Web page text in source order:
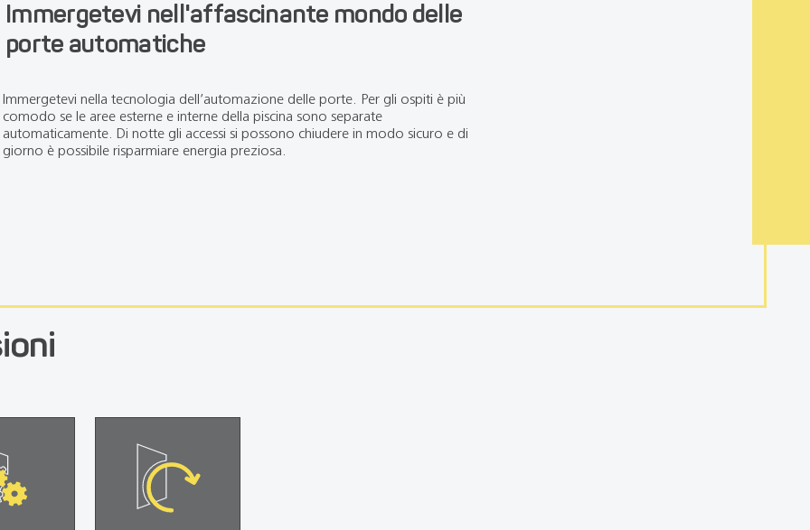
Immergetevi nell'affascinante mondo delle
porte automatiche
Immergetevi nella tecnologia dell’automazione delle porte. Per gli ospiti è più
comodo se le aree esterne e interne della piscina sono separate
automaticamente. Di notte gli accessi si possono chiudere in modo sicuro e di
giorno è possibile risparmiare energia preziosa.